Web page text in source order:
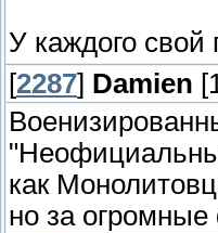
У каждого свой
[2287] Damien
как
но за